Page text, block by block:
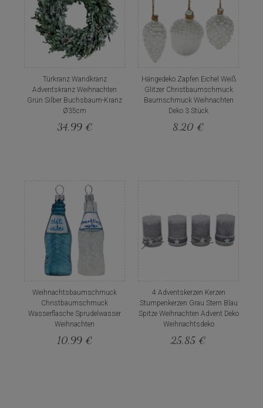
Türkranz Wandkranz
Adventskranz Weihnachten
Grün Silber Buchsbaum-Kranz
Ø35cm
34,99 €
Hängedeko Zapfen Eichel Weiß
Glitzer Christbaumschmuck
Baumschmuck Weihnachten
Deko 3 Stück
8,20 €
Weihnachtsbaumschmuck
Christbaumschmuck
Wasserflasche Sprudelwasser
Weihnachten
10,99 €
4 Adventskerzen Kerzen
Stumpenkerzen Grau Stern Blau
Spitze Weihnachten Advent Deko
Weihnachtsdeko
25,85 €